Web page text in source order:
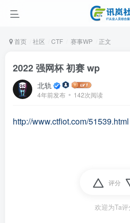
首页 社区 CTF 赛事WP 正文
2022 强网杯 初赛 wp
北轨
4年前发布 142次阅读
http://www.ctfiot.com/51539.html
评分
欢迎为Ta评